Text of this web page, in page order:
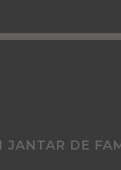
JANTAR DE